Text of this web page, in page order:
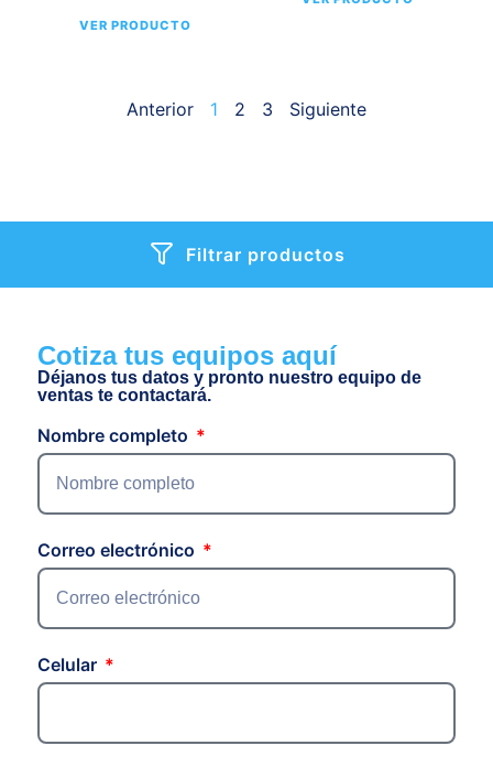
VER PRODUCTO
Anterior 1 2 3 Siguiente
Filtrar productos
Cotiza tus equipos aquí
Déjanos tus datos y pronto nuestro equipo de
ventas te contactará.
Nombre completo
Correo electrónico
Celular